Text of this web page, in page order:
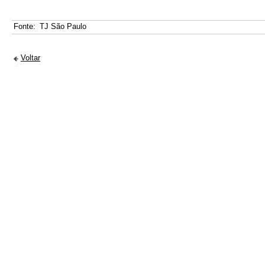
Fonte: TJ São Paulo
Voltar